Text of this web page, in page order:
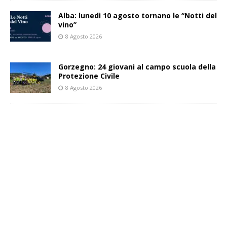
Alba: lunedì 10 agosto tornano le “Notti del
vino”
8 Agosto 2026
Gorzegno: 24 giovani al campo scuola della
Protezione Civile
8 Agosto 2026